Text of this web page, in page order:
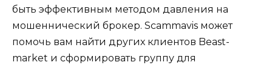
быть эффективным методом давления на
мошеннический брокер. Scammavis может
помочь вам найти других клиентов Beast-
market и сформировать группу для